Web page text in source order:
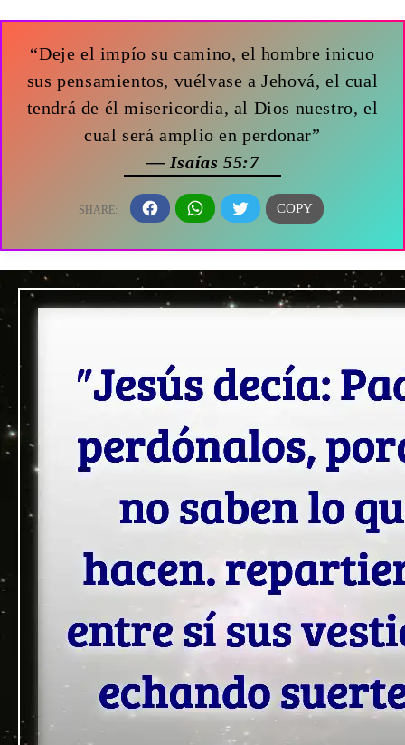
“Deje el impío su camino, el hombre inicuo
sus pensamientos, vuélvase a Jehová, el cual
tendrá de él misericordia, al Dios nuestro, el
cual será amplio en perdonar”
— Isaías 55:7